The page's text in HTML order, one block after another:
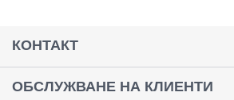
КОНТАКТ
ОБСЛУЖВАНЕ НА КЛИЕНТИ